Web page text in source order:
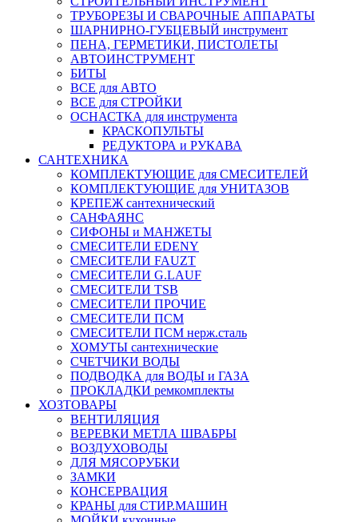
ТРУБОРЕЗЫ И СВАРОЧНЫЕ АППАРАТЫ
ШАРНИРНО-ГУБЦЕВЫЙ инструмент
ПЕНА, ГЕРМЕТИКИ, ПИСТОЛЕТЫ
АВТОИНСТРУМЕНТ
БИТЫ
ВСЕ для АВТО
ВСЕ для СТРОЙКИ
ОСНАСТКА для инструмента
КРАСКОПУЛЬТЫ
РЕДУКТОРА и РУКАВА
САНТЕХНИКА
КОМПЛЕКТУЮЩИЕ для СМЕСИТЕЛЕЙ
КОМПЛЕКТУЮЩИЕ для УНИТАЗОВ
КРЕПЕЖ сантехнический
САНФАЯНС
СИФОНЫ и МАНЖЕТЫ
СМЕСИТЕЛИ EDENY
СМЕСИТЕЛИ FAUZT
СМЕСИТЕЛИ G.LAUF
СМЕСИТЕЛИ TSB
СМЕСИТЕЛИ ПРОЧИЕ
СМЕСИТЕЛИ ПСМ
СМЕСИТЕЛИ ПСМ нерж.сталь
ХОМУТЫ сантехнические
СЧЕТЧИКИ ВОДЫ
ПОДВОДКА для ВОДЫ и ГАЗА
ПРОКЛАДКИ ремкомплекты
ХОЗТОВАРЫ
ВЕНТИЛЯЦИЯ
ВЕРЕВКИ МЕТЛА ШВАБРЫ
ВОЗДУХОВОДЫ
ДЛЯ МЯСОРУБКИ
ЗАМКИ
КОНСЕРВАЦИЯ
КРАНЫ для СТИР.МАШИН